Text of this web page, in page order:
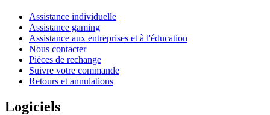
Assistance individuelle
Assistance gaming
Assistance aux entreprises et à l'éducation
Nous contacter
Pièces de rechange
Suivre votre commande
Retours et annulations
Logiciels